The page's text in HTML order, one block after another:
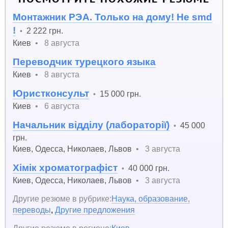
Монтажник РЭА. Только на дому! Не smd
! • 2 222 грн.
Киев • 8 августа
Переводчик турецкого языка
Киев • 8 августа
Юристконсульт • 15 000 грн.
Киев • 6 августа
Начальник відділу (лабораторії) •45 000
грн.
Киев,Одесса, Николаев,Львов • 3 августа
Хімік хроматографіст •40 000 грн.
Киев,Одесса, Николаев,Львов •
3 августа
Другие резюме в рубрике:Наука, образование,
переводы,Другие предложения